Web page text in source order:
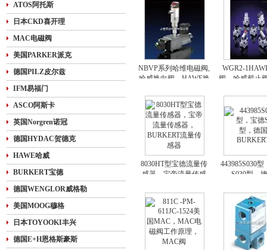
ATOS阿托斯
日本CKD喜开理
MAC电磁阀
美国PARKER派克
德国PILZ皮尔兹
IFM易福门
ASCO阿斯卡
英国Norgren诺冠
德国HYDAC贺德克
HAWE哈威
BURKERT宝德
德国WENGLOR威格勒
美国MOOG穆格
日本TOYOOKI丰兴
德国E+H恩格斯豪斯
NBVP系列哈维电磁阀,
哈威换向阀，HAWE换
WGR2-
阀，哈威截止
8030HT型宝德流量传
感器，宝帝流量传感
感器
443985S030
S030型，